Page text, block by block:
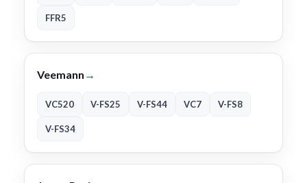
FFR5
Veemann →
VC520 V-FS25 V-FS44 VC7 V-FS8
V-FS34